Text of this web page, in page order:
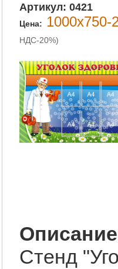
Артикул: 0421
Цена: 1000х750-
НДС-20%)
Стенд